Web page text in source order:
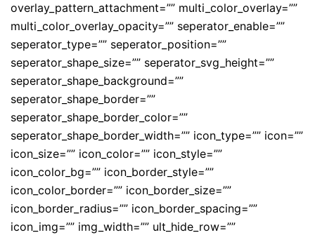
overlay_pattern_attachment=”” multi_color_overlay=””
multi_color_overlay_opacity=”” seperator_enable=””
seperator_type=”” seperator_position=””
seperator_shape_size=”” seperator_svg_height=””
seperator_shape_background=””
seperator_shape_border=””
seperator_shape_border_color=””
seperator_shape_border_width=”” icon_type=”” icon=””
icon_size=”” icon_color=”” icon_style=””
icon_color_bg=”” icon_border_style=””
icon_color_border=”” icon_border_size=””
icon_border_radius=”” icon_border_spacing=””
icon_img=”” img_width=”” ult_hide_row=””